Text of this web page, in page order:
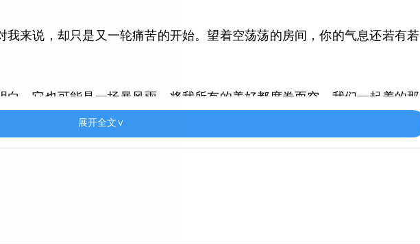
我来说，却只是又一轮痛苦的开始。望着空荡荡的房间，你的气息还若有若
，它也可能是一场暴风雨，将我所有的美好都席卷而空。我们一起养的那
去了滋养，只能走向死亡。我呆呆地看着它，仿佛看到了自己的命运。
美丽，只是在我眼中都失去了颜色。那些曾经一起漫步于此的浪漫时光，如
可心痛却如影随形。每一步都像是踩在刀尖上，痛得无法呼吸。我在这碎心
尽的哀伤。
展开全文∨